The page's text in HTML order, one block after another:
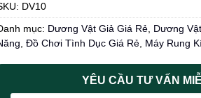
DV10
mục: Dương Vật Giả Giá Rẻ, Dương
, Đồ Chơi Tình Dục Giá Rẻ, Máy Rung
YÊU CẦU TƯ VẤN